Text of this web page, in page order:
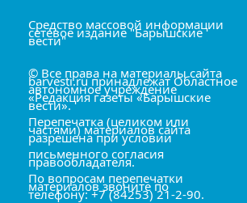
Средство массовой информации
сетевое издание "Барышские
вести"
© Все права на материалы сайта
barvesti.ru принадлежат Областное
автономное учреждение
«Редакция газеты «Барышские
вести».
Перепечатка (целиком или
частями) материалов сайта
разрешена при условии
письменного согласия
правообладателя.
По вопросам перепечатки
материалов звоните по
телефону: +7 (84253) 21-2-90.